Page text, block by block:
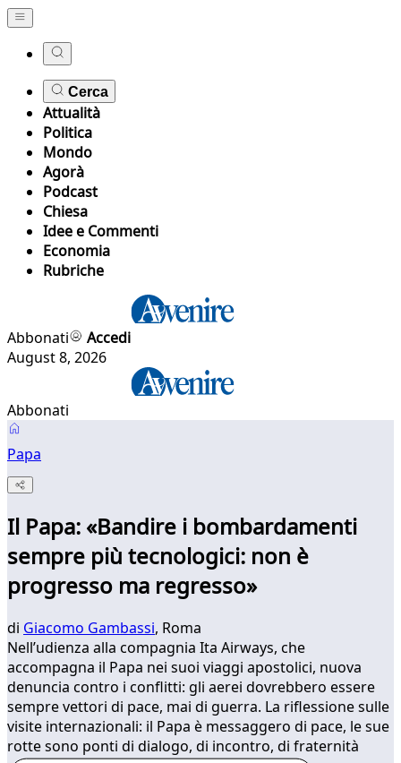
Cerca
Attualità
Politica
Mondo
Agorà
Podcast
Chiesa
Idee e Commenti
Economia
Rubriche
Abbonati
Accedi
August 8, 2026
Abbonati
Papa
Il Papa: «Bandire i bombardamenti
sempre più tecnologici: non è
progresso ma regresso»
di Giacomo Gambassi, Roma
Nell’udienza alla compagnia Ita Airways, che
accompagna il Papa nei suoi viaggi apostolici, nuova
denuncia contro i conflitti: gli aerei dovrebbero essere
sempre vettori di pace, mai di guerra. La riflessione sulle
visite internazionali: il Papa è messaggero di pace, le sue
rotte sono ponti di dialogo, di incontro, di fraternità